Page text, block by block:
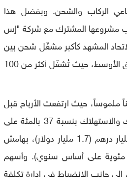
الركاب والشحن. وبفضل هذا
مشروعها المشترك مع شركة "إس
المشهد كأكبر مشغّل شحن بين
البرّ الرئيسي للصين والشرق الأوسط، حيث تُشغّل أكثر من 100
ملموساً، حيث ارتفعت الأرباح قبل
الفوائد والضرائب والإهلاك والاستهلاك بنسبة 37 بالمئة على
أساس سنوي لتبلغ 6.3 مليار درهم (1.7 مليار دولار)، بهامش
(+2 نقطة مئوية على أساس سنوي). وأسهم
إلى جانب الانضباط في إدارة تكلفة